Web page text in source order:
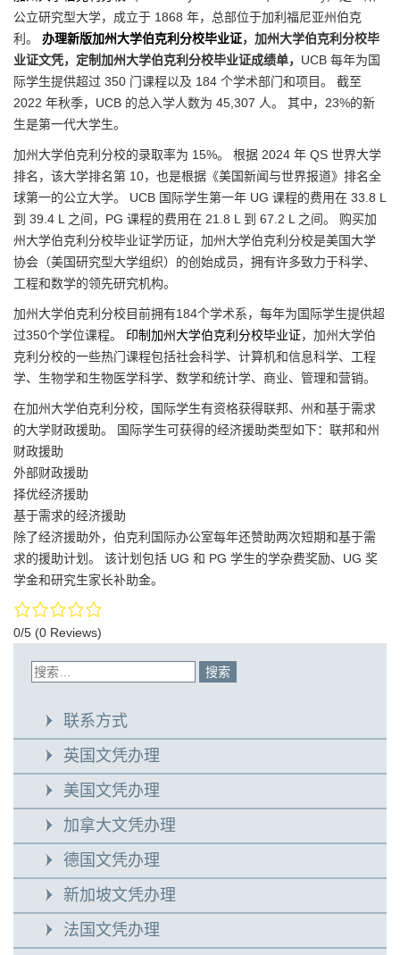
公立研究型大学，成立于 1868 年，总部位于加利福尼亚州伯克
利。 办理新版加州大学伯克利分校毕业证，加州大学伯克利分校毕
业证文凭，定制加州大学伯克利分校毕业证成绩单， UCB 每年为国
际学生提供超过 350 门课程以及 184 个学术部门和项目。 截至
2022 年秋季，UCB 的总入学人数为 45,307 人。 其中，23%的新
生是第一代大学生。
加州大学伯克利分校的录取率为 15%。 根据 2024 年 QS 世界大学
排名，该大学排名第 10，也是根据《美国新闻与世界报道》排名全
球第一的公立大学。 UCB 国际学生第一年 UG 课程的费用在 33.8 L
到 39.4 L 之间，PG 课程的费用在 21.8 L 到 67.2 L 之间。 购买加
州大学伯克利分校毕业证学历证，加州大学伯克利分校是美国大学
协会（美国研究型大学组织）的创始成员，拥有许多致力于科学、
工程和数学的领先研究机构。
加州大学伯克利分校目前拥有184个学术系，每年为国际学生提供超
过350个学位课程。 印制加州大学伯克利分校毕业证，加州大学伯
克利分校的一些热门课程包括社会科学、计算机和信息科学、工程
学、生物学和生物医学科学、数学和统计学、商业、管理和营销。
在加州大学伯克利分校，国际学生有资格获得联邦、州和基于需求
的大学财政援助。 国际学生可获得的经济援助类型如下：联邦和州
财政援助
外部财政援助
择优经济援助
基于需求的经济援助
除了经济援助外，伯克利国际办公室每年还赞助两次短期和基于需
求的援助计划。 该计划包括 UG 和 PG 学生的学杂费奖励、UG 奖
学金和研究生家长补助金。
0/5 (0 Reviews)
联系方式
英国文凭办理
美国文凭办理
加拿大文凭办理
德国文凭办理
新加坡文凭办理
法国文凭办理